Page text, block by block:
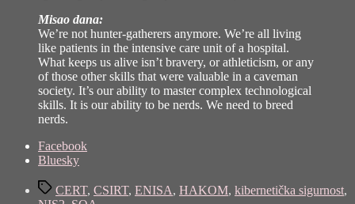
Misao dana:
We’re not hunter-gatherers anymore. We’re all living
like patients in the intensive care unit of a hospital.
What keeps us alive isn’t bravery, or athleticism, or any
of those other skills that were valuable in a caveman
society. It’s our ability to master complex technological
skills. It is our ability to be nerds. We need to breed
nerds.
Share
"Zakon
Facebook
Bluesky
TagsCERT, CSIRT, ENISA, HAKOM, kibernetička sigurnost,